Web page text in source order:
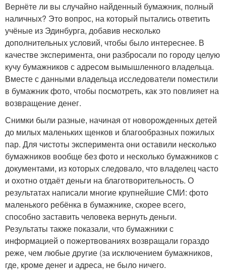
Вернёте ли вы случайно найденный бумажник, полный
наличных? Это вопрос, на который пытались ответить
учёные из Эдинбурга, добавив несколько
дополнительных условий, чтобы было интереснее. В
качестве эксперимента, они разбросали по городу целую
кучу бумажников с адресом вымышленного владельца.
Вместе с данными владельца исследователи поместили
в бумажник фото, чтобы посмотреть, как это повлияет на
возвращение денег.
Снимки были разные, начиная от новорожденных детей
до милых маленьких щенков и благообразных пожилых
пар. Для чистоты эксперимента они оставили несколько
бумажников вообще без фото и несколько бумажников с
документами, из которых следовало, что владелец часто
и охотно отдаёт деньги на благотворительность. О
результатах написали многие крупнейшие СМИ: фото
маленького ребёнка в бумажнике, скорее всего,
способно заставить человека вернуть деньги.
Результаты также показали, что бумажники с
информацией о пожертвованиях возвращали гораздо
реже, чем любые другие (за исключением бумажников,
где, кроме денег и адреса, не было ничего.